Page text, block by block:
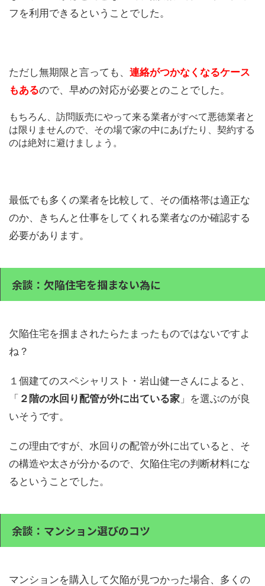
フを利用できるということでした。
ただし無期限と言っても、 連絡がつかなくなるケース
もあるので、早めの対応が必要とのことでした。
もちろん、訪問販売にやって来る業者がすべて悪徳業者と
は限りませんので、その場で家の中にあげたり、契約する
のは絶対に避けましょう。
最低でも多くの業者を比較して、その価格帯は適正な
のか、きちんと仕事をしてくれる業者なのか確認する
必要があります。
余談：欠陥住宅を掴まない為に
欠陥住宅を掴まされたらたまったものではないですよ
ね？
１個建てのスペシャリスト・岩山健一さんによると、
「 ２階の水回り配管が外に出ている家 」を選ぶのが良
いそうです。
この理由ですが、水回りの配管が外に出ていると、そ
の構造や太さが分かるので、欠陥住宅の判断材料にな
るということでした。
余談：マンション選びのコツ
マンションを購入して欠陥が見つかった場合、多くの